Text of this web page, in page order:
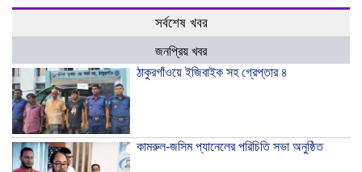
সর্বশেষ খবর
জনপ্রিয় খবর
ঠাকুরগাঁওয়ে ইজিবাইক সহ গ্রেপ্তার ৪
কামরুল-জসিম প্যানেলের পরিচিতি সভা অনুষ্ঠিত